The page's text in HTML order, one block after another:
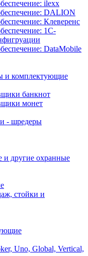
ilexx
DALION
Клеверенс
1С-
DataMobile
и комплектующие
банкнот
монет
- шредеры
и другие охранные
стойки и
Uno, Global, Vertical,